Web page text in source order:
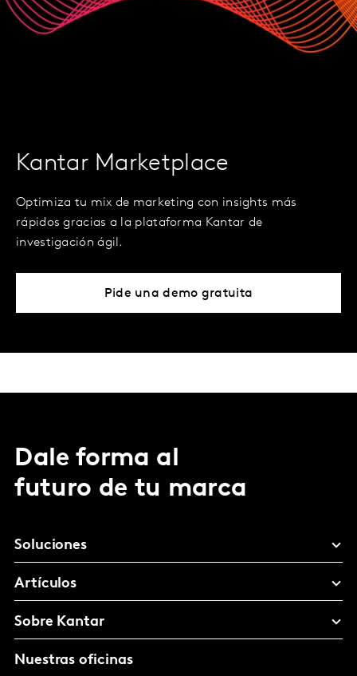
Kantar Marketplace
Optimiza tu mix de marketing con insights más
rápidos gracias a la plataforma Kantar de
investigación ágil.
Pide una demo gratuita
Dale forma al
futuro de tu marca
Soluciones
Artículos
Sobre Kantar
Nuestras oficinas